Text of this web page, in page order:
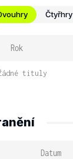
Čtyřhry
Rok
tituly
Datum